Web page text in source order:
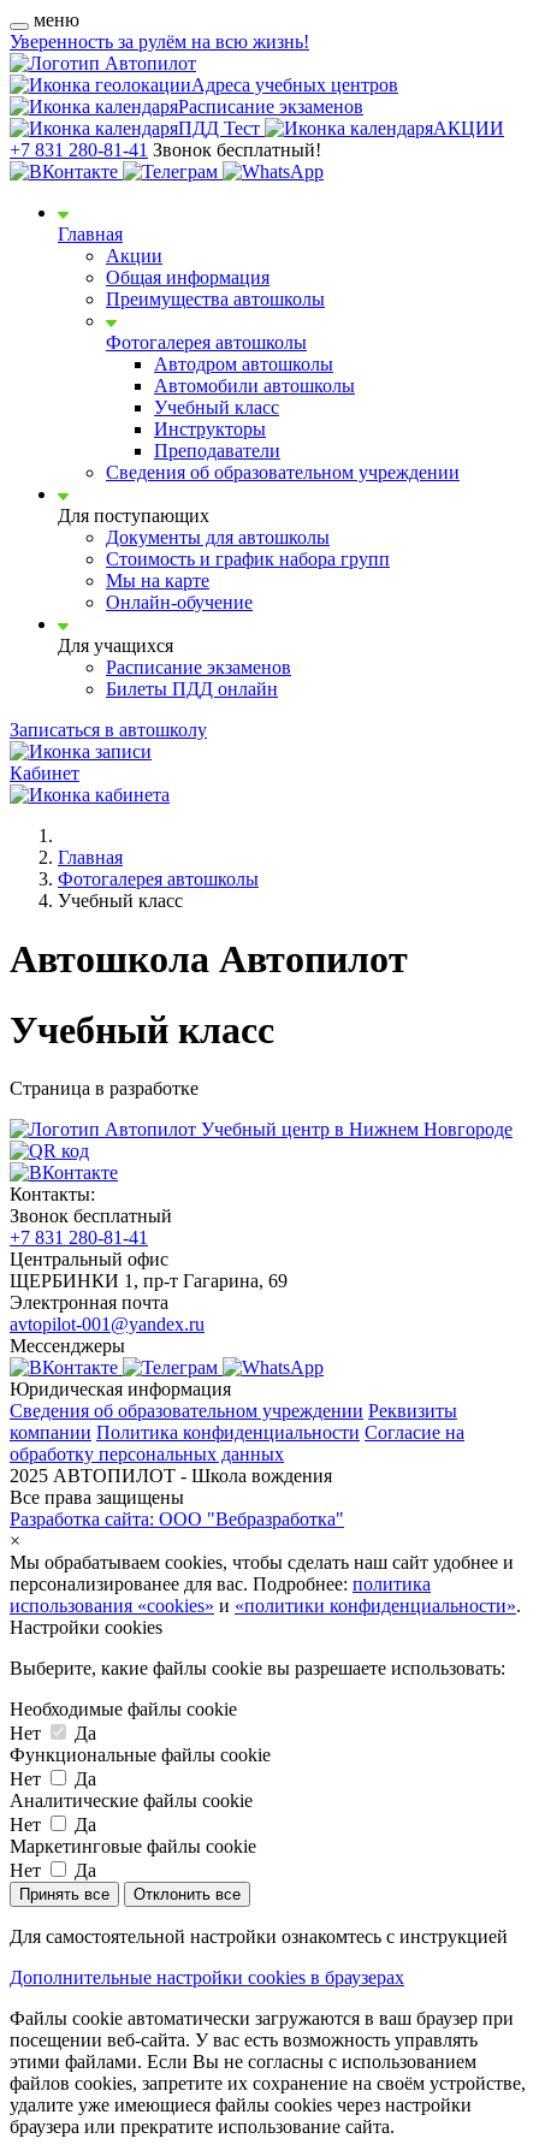
меню
Уверенность за рулём на всю жизнь!
Адреса учебных центров
Расписание экзаменов
ПДД Тест
АКЦИИ
+7 831 280-81-41 Звонок бесплатный!
Главная
Акции
Общая информация
Преимущества автошколы
Фотогалерея автошколы
Автодром автошколы
Автомобили автошколы
Учебный класс
Инструкторы
Преподаватели
Сведения об образовательном учреждении
Для поступающих
Документы для автошколы
Стоимость и график набора групп
Мы на карте
Онлайн-обучение
Для учащихся
Расписание экзаменов
Билеты ПДД онлайн
Записаться в автошколу
Кабинет
Главная
Фотогалерея автошколы
Учебный класс
Автошкола Автопилот
Учебный класс
Страница в разработке
Учебный центр в Нижнем Новгороде
Контакты:
Звонок бесплатный
+7 831 280-81-41
Центральный офис
ЩЕРБИНКИ 1, пр-т Гагарина, 69
Электронная почта
avtopilot-001@yandex.ru
Мессенджеры
Юридическая информация
Сведения об образовательном учреждении Реквизиты
компании Политика конфиденциальности Согласие на
обработку персональных данных
2025 АВТОПИЛОТ - Школа вождения
Все права защищены
Разработка сайта: ООО "Вебразработка"
×
Мы обрабатываем cookies, чтобы сделать наш сайт удобнее и
персонализированее для вас. Подробнее: политика
использования «cookies» и «политики конфиденциальности».
Настройки cookies
Выберите, какие файлы cookie вы разрешаете использовать:
Необходимые файлы cookie
Нет
Да
Функциональные файлы cookie
Нет
Да
Аналитические файлы cookie
Нет
Да
Маркетинговые файлы cookie
Нет
Да
Принять все Отклонить все
Для самостоятельной настройки ознакомтесь с инструкцией
Дополнительные настройки cookies в браузерах
Файлы cookie автоматически загружаются в ваш браузер при
посещении веб-сайта. У вас есть возможность управлять
этими файлами. Если Вы не согласны с использованием
файлов cookies, запретите их сохранение на своём устройстве,
удалите уже имеющиеся файлы cookies через настройки
браузера или прекратите использование сайта.